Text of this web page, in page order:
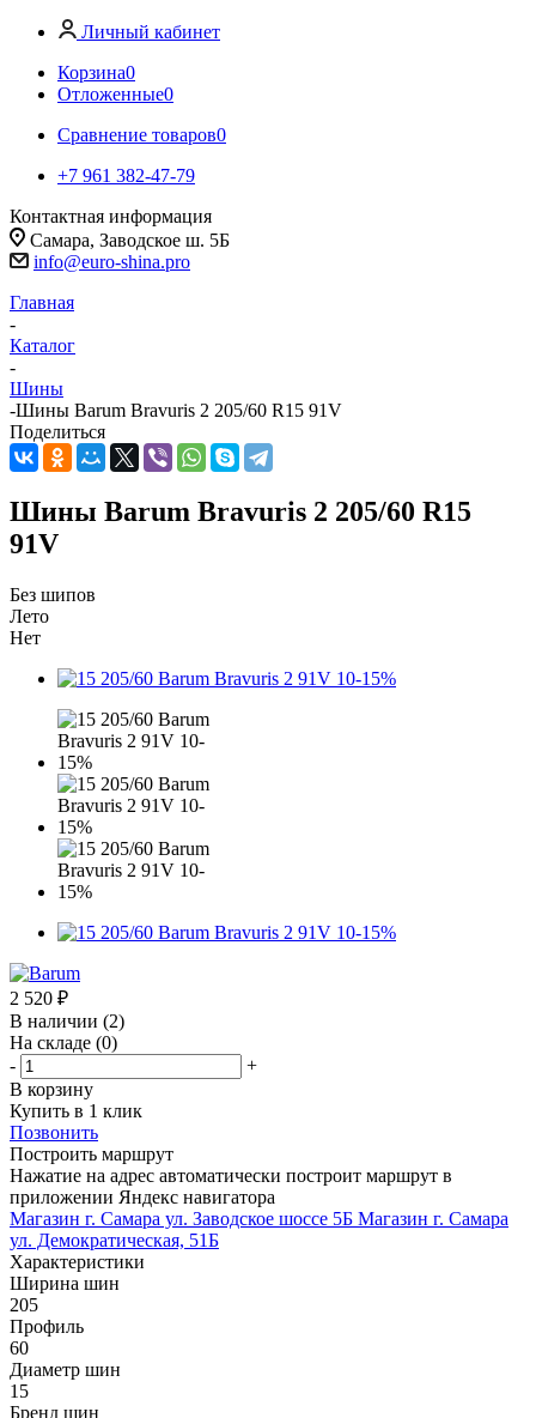
Личный кабинет
Корзина0
Отложенные0
Сравнение товаров0
+7 961 382-47-79
Контактная информация
Самара, Заводское ш. 5Б
info@euro-shina.pro
Главная
-
Каталог
-
Шины
-Шины Barum Bravuris 2 205/60 R15 91V
Поделиться
Шины Barum Bravuris 2 205/60 R15
91V
Без шипов
Лето
Нет
2 520 ₽
В наличии (2)
На складе (0)
-
+
В корзину
Купить в 1 клик
Позвонить
Построить маршрут
Нажатие на адрес автоматически построит маршрут в
приложении Яндекс навигатора
Магазин г. Самара ул. Заводское шоссе 5Б Магазин г. Самара
ул. Демократическая, 51Б
Характеристики
Ширина шин
205
Профиль
60
Диаметр шин
15
Бренд шин